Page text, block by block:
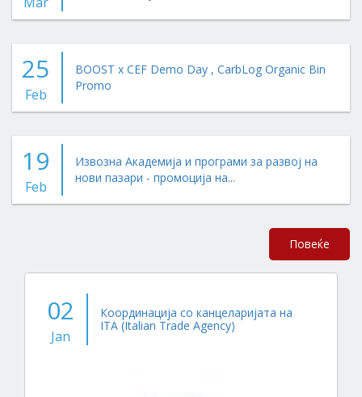
25
Feb
BOOST x CEF Demo Day , CarbLog Organic Bin
Promo
19
Feb
Извозна Академија и програми за развој на
нови пазари - промоција на...
Повеќе
02
Jan
Координација со канцеларијата на
ITA (Italian Trade Agency)